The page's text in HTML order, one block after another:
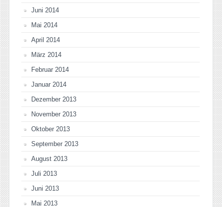
Juni 2014
Mai 2014
April 2014
März 2014
Februar 2014
Januar 2014
Dezember 2013
November 2013
Oktober 2013
September 2013
August 2013
Juli 2013
Juni 2013
Mai 2013